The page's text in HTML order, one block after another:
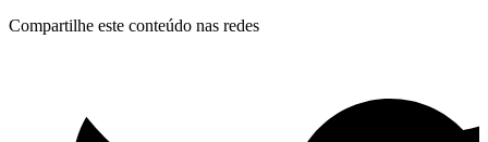
Compartilhe este conteúdo nas redes